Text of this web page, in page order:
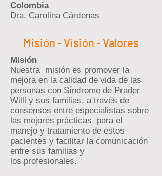
Colombia
Dra. Carolina Cárdenas
Misión - Visión - Valores
Misión
Nuestra misión es promover la
mejora en la calidad de vida de las
personas con Síndrome de Prader
Willi y sus familias, a través de
consensos entre especialistas sobre
las mejores prácticas para el
manejo y tratamiento de estos
pacientes y facilitar la comunicación
entre sus familias y
los profesionales.